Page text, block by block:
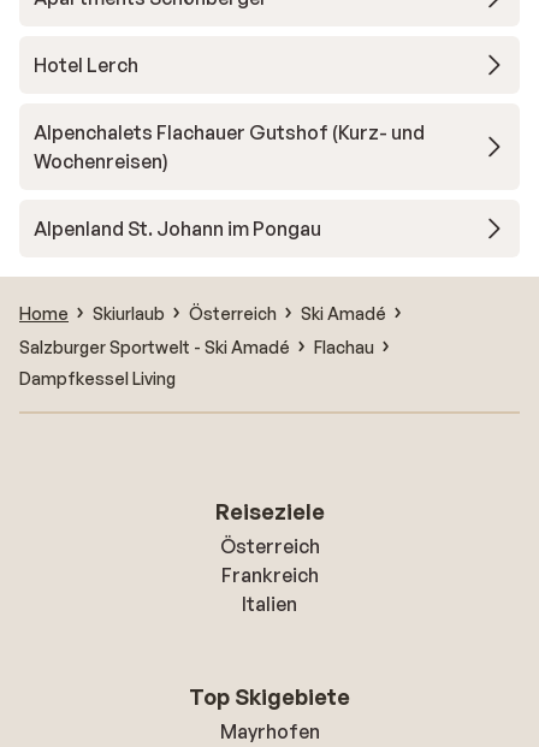
Hotel Lerch
Alpenchalets Flachauer Gutshof (Kurz- und
Wochenreisen)
Alpenland St. Johann im Pongau
Home Skiurlaub Österreich
Ski Amadé
Salzburger Sportwelt - Ski Amadé
Flachau
Dampfkessel Living
Reiseziele
Österreich
Frankreich
Italien
Top Skigebiete
Mayrhofen